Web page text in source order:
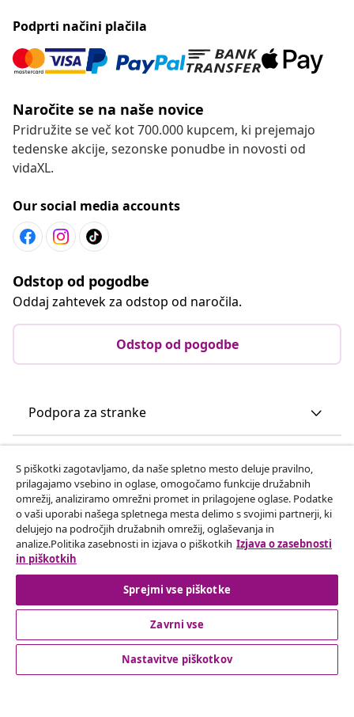
Podprti načini plačila
Naročite se na naše novice
Pridružite se več kot 700.000 kupcem, ki prejemajo
tedenske akcije, sezonske ponudbe in novosti od
vidaXL.
Our social media accounts
Odstop od pogodbe
Oddaj zahtevek za odstop od naročila.
Odstop od pogodbe
Podpora za stranke
vidaXL
Odkrijte več
© 2008-2026 vidaXL Spletna stran www.vidaxl.si je last vidaXL
S piškotki zagotavljamo, da naše spletno mesto deluje pravilno,
prilagajamo vsebino in oglase, omogočamo funkcije družabnih
omrežij, analiziramo omrežni promet in prilagojene oglase. Podatke
o vaši uporabi našega spletnega mesta delimo s svojimi partnerji, ki
delujejo na področjih družabnih omrežij, oglaševanja in
analize.Politika zasebnosti in izjava o piškotkih Izjava o zasebnosti
in piškotkih
Sprejmi vse piškotke
Zavrni vse
Nastavitve piškotkov